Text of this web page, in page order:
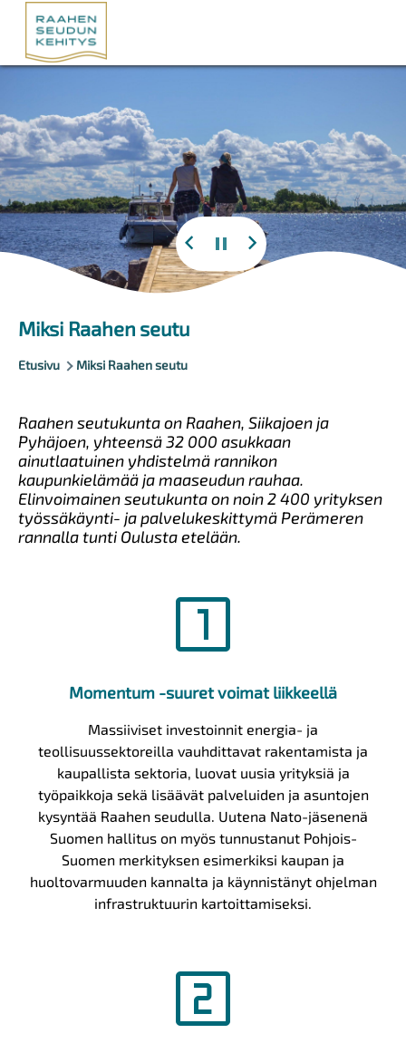
Hyppää pääsisältöön
Miksi Raahen seutu
Murupolku
Etusivu Miksi Raahen seutu
Raahen seutukunta on Raahen, Siikajoen ja
Pyhäjoen, yhteensä 32 000 asukkaan
ainutlaatuinen yhdistelmä rannikon
kaupunkielämää ja maaseudun rauhaa.
Elinvoimainen seutukunta on noin 2 400 yrityksen
työssäkäynti- ja palvelukeskittymä Perämeren
rannalla tunti Oulusta etelään.
looks_one
Momentum -suuret voimat liikkeellä
Massiiviset investoinnit energia- ja
teollisuussektoreilla vauhdittavat rakentamista ja
kaupallista sektoria, luovat uusia yrityksiä ja
työpaikkoja sekä lisäävät palveluiden ja asuntojen
kysyntää Raahen seudulla. Uutena Nato-jäsenenä
Suomen hallitus on myös tunnustanut Pohjois-
Suomen merkityksen esimerkiksi kaupan ja
huoltovarmuuden kannalta ja käynnistänyt ohjelman
infrastruktuurin kartoittamiseksi.
looks_two